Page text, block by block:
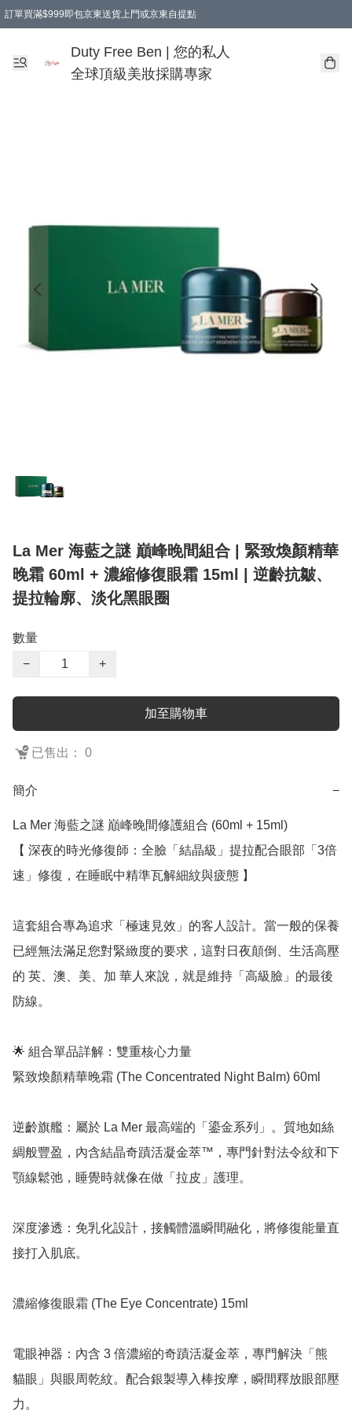
訂單買滿$999即包京東送貨上門或京東自提點
Duty Free Ben | 您的私人
全球頂級美妝採購專家
La Mer 海藍之謎 巔峰晚間組合 | 緊致煥顏精華
晚霜 60ml + 濃縮修復眼霜 15ml | 逆齡抗皺、
提拉輪廓、淡化黑眼圈
數量
−
+
加至購物車
已售出： 0
簡介 −
La Mer 海藍之謎 巔峰晚間修護組合 (60ml + 15ml)
【 深夜的時光修復師：全臉「結晶級」提拉配合眼部「3倍
速」修復，在睡眠中精準瓦解細紋與疲態 】
這套組合專為追求「極速見效」的客人設計。當一般的保養
已經無法滿足您對緊緻度的要求，這對日夜顛倒、生活高壓
的 英、澳、美、加 華人來說，就是維持「高級臉」的最後
防線。
🌟 組合單品詳解：雙重核心力量
緊致煥顏精華晚霜 (The Concentrated Night Balm) 60ml
逆齡旗艦：屬於 La Mer 最高端的「鎏金系列」。質地如絲
綢般豐盈，內含結晶奇蹟活凝金萃™，專門針對法令紋和下
顎線鬆弛，睡覺時就像在做「拉皮」護理。
深度滲透：免乳化設計，接觸體溫瞬間融化，將修復能量直
接打入肌底。
濃縮修復眼霜 (The Eye Concentrate) 15ml
電眼神器：內含 3 倍濃縮的奇蹟活凝金萃，專門解決「熊
貓眼」與眼周乾紋。配合銀製導入棒按摩，瞬間釋放眼部壓
力。